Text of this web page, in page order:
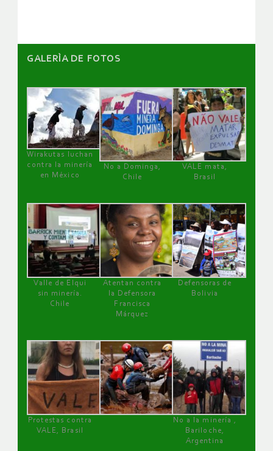
GALERÌA DE FOTOS
Wirakutas luchan
contra la minería
en México
No a Dominga,
Chile
VALE mata,
Brasil
Valle de Elqui
sin minería.
Chile
Atentan contra
la Defensora
Francisca
Márquez
Defensoras de
Bolivia
Protestas contra
VALE, Brasil
No a la minería ,
Bariloche,
Argentina